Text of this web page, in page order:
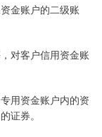
金账户的二级账
对客户信用资金账
用资金账户内的资
证券。